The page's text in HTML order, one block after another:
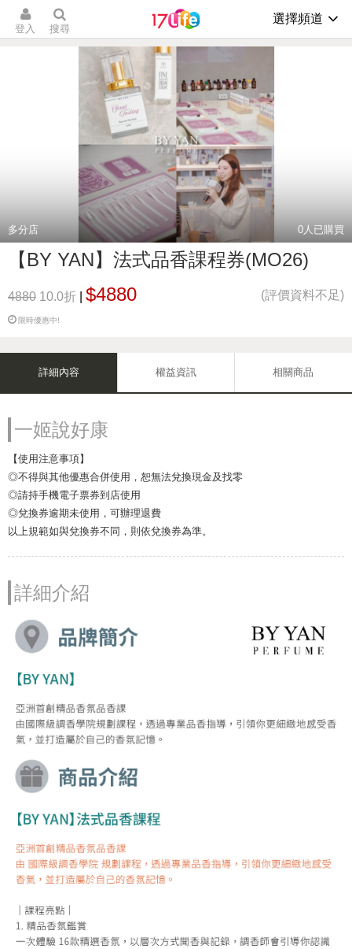
登入 搜尋
選擇頻道
多分店 0人已購買
【BY YAN】法式品香課程券(MO26)
4880 10.0折 $4880 (評價資料不足)
限時優惠中!
詳細內容 權益資訊 相關商品
一姬說好康
【使用注意事項】
◎不得與其他優惠合併使用，恕無法兌換現金及找零
◎請持手機電子票券到店使用
◎兌換券逾期未使用，可辦理退費
以上規範如與兌換券不同，則依兌換券為準。
詳細介紹